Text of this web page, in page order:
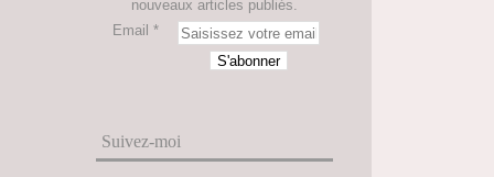
nouveaux articles publiés.
Email
Suivez-moi